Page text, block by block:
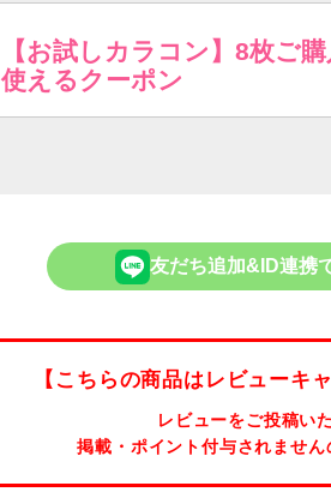
【お試しカラコン】8枚ご
使えるクーポン
友だち追加&ID連携
【こちらの商品はレビューキ
レビューをご投稿い
掲載・ポイント付与されません